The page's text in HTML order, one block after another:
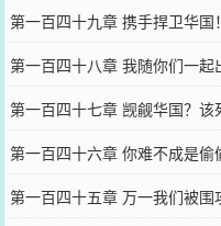
第一百四十九章 携手捍卫华国！
第一百四十八章 我随你们一起
第一百四十七章 觊觎华国？该
第一百四十六章 你难不成是偷
第一百四十五章 万一我们被围